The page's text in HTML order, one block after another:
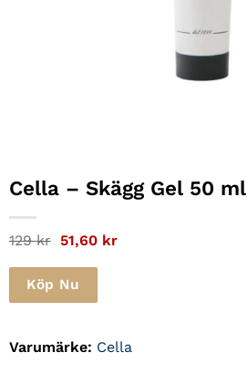
Cella– Skägg Gel 50 ml
129kr Det
ursprungliga
priset
var:
129 kr.
51,60 krDet
Köp Nu
Varumärke: Cella